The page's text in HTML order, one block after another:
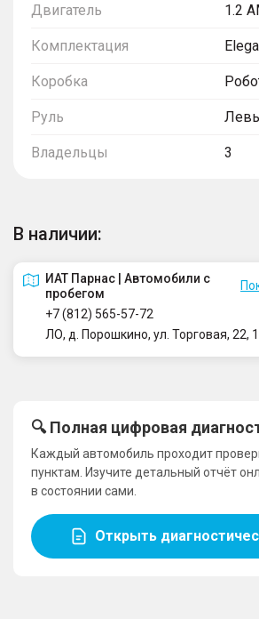
Двигатель 1.2
Комплектация
Коробка
Руль
Владельцы 3
В наличии:
ИАТ Парнас | Автомобили с
пробегом
+7 (812) 565-57-72
ЛО, д. Порошкино, ул. Торговая, 22,
🔍 Полная цифровая
Каждый автомобиль проходит
пунктам. Изучите детальный отчёт
в состоянии сами.
Открыть